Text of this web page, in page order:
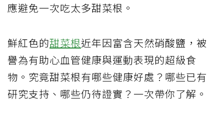
應避免一次吃太多甜菜根。
鮮紅色的甜菜根近年因富含天然硝酸鹽，被
譽為有助心血管健康與運動表現的超級食
物。究竟甜菜根有哪些健康好處？哪些已有
研究支持、哪些仍待證實？一次帶你了解。